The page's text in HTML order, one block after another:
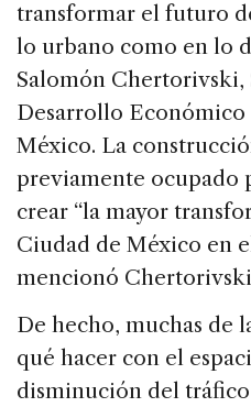
transformar el futuro
lo urbano como en lo
Salomón Chertorivski,
Desarrollo Económico
México. La
previamente ocupado
crear “la mayor
Ciudad de México en
mencionó
De hecho, muchas de
qué hacer con el
disminución del